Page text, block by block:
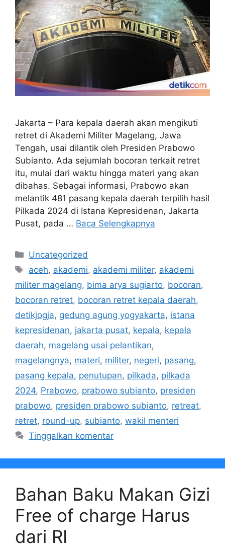
Jakarta – Para kepala daerah akan mengikuti
retret di Akademi Militer Magelang, Jawa
Tengah, usai dilantik oleh Presiden Prabowo
Subianto. Ada sejumlah bocoran terkait retret
itu, mulai dari waktu hingga materi yang akan
dibahas. Sebagai informasi, Prabowo akan
melantik 481 pasang kepala daerah terpilih hasil
Pilkada 2024 di Istana Kepresidenan, Jakarta
Pusat, pada … Baca Selengkapnya
Kategori
Uncategorized
Tag
aceh, akademi, akademi militer, akademi
militer magelang, bima arya sugiarto, bocoran,
bocoran retret, bocoran retret kepala daerah,
detikjogja, gedung agung yogyakarta, istana
kepresidenan, jakarta pusat, kepala, kepala
daerah, magelang usai pelantikan,
magelangnya, materi, militer, negeri, pasang,
pasang kepala, penutupan, pilkada, pilkada
2024, Prabowo, prabowo subianto, presiden
prabowo, presiden prabowo subianto, retreat,
retret, round-up, subianto, wakil menteri
Tinggalkan komentar
Bahan Baku Makan Gizi
Free of charge Harus
dari RI